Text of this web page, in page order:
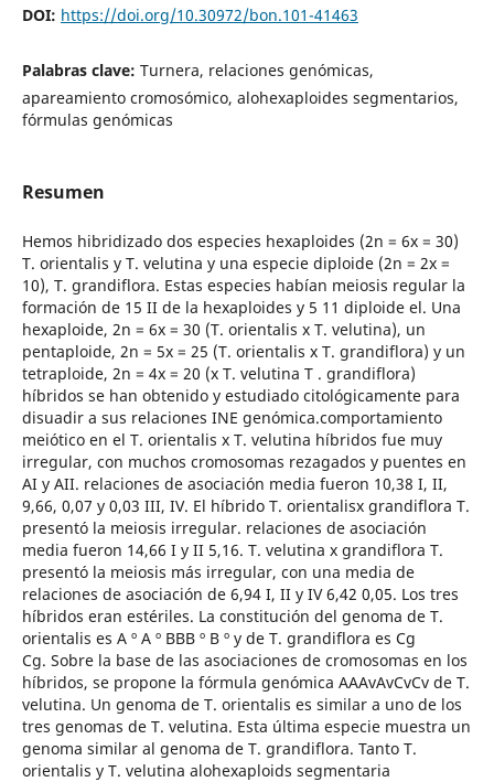
DOI: https://doi.org/10.30972/bon.101-41463
Palabras clave: Turnera, relaciones genómicas,
apareamiento cromosómico, alohexaploides segmentarios,
fórmulas genómicas
Resumen
Hemos hibridizado dos especies hexaploides (2n = 6x = 30)
T. orientalis y T. velutina y una especie diploide (2n = 2x =
10), T. grandiflora. Estas especies habían meiosis regular la
formación de 15 II de la hexaploides y 5 11 diploide el. Una
hexaploide, 2n = 6x = 30 (T. orientalis x T. velutina), un
pentaploide, 2n = 5x = 25 (T. orientalis x T. grandiflora) y un
tetraploide, 2n = 4x = 20 (x T. velutina T . grandiflora)
híbridos se han obtenido y estudiado citológicamente para
disuadir a sus relaciones INE genómica.comportamiento
meiótico en el T. orientalis x T. velutina híbridos fue muy
irregular, con muchos cromosomas rezagados y puentes en
AI y AII. relaciones de asociación media fueron 10,38 I, II,
9,66, 0,07 y 0,03 III, IV. El híbrido T. orientalisx grandiflora T.
presentó la meiosis irregular. relaciones de asociación
media fueron 14,66 I y II 5,16. T. velutina x grandiflora T.
presentó la meiosis más irregular, con una media de
relaciones de asociación de 6,94 I, II y IV 6,42 0,05. Los tres
híbridos eran estériles. La constitución del genoma de T.
orientalis es A º A º BBB º B º y de T. grandiflora es Cg
Cg. Sobre la base de las asociaciones de cromosomas en los
híbridos, se propone la fórmula genómica AAAvAvCvCv de T.
velutina. Un genoma de T. orientalis es similar a uno de los
tres genomas de T. velutina. Esta última especie muestra un
genoma similar al genoma de T. grandiflora. Tanto T.
orientalis y T. velutina alohexaploids segmentaria